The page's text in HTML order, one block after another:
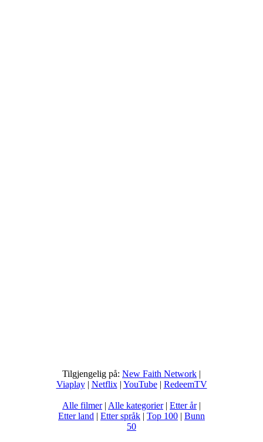
Tilgjengelig på: New Faith Network |
Viaplay| Netflix| YouTube| RedeemTV
Alle filmer| Alle kategorier| Etter år|
Etter land | Etter språk | Top 100 | Bunn
50